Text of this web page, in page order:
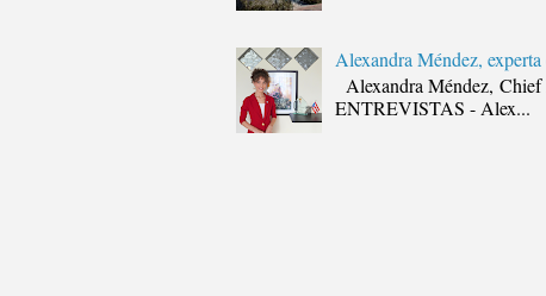
Alexandra Méndez,
Alexandra Méndez,
ENTREVISTAS - Alex...